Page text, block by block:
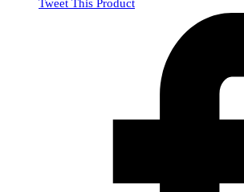
Tweet This Product